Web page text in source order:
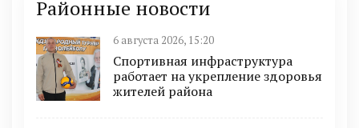
Районные новости
6 августа 2026, 15:20
Спортивная инфраструктура
работает на укрепление здоровья
жителей района